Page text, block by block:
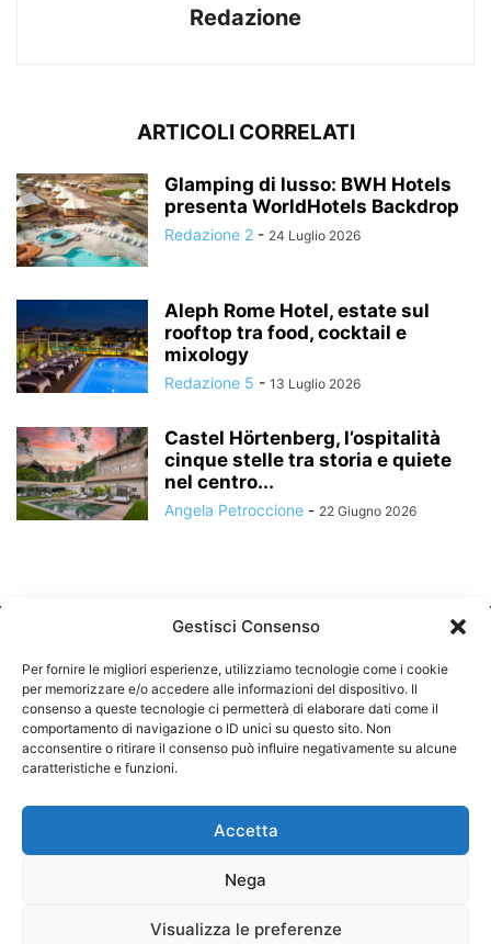
Redazione
ARTICOLI CORRELATI
Glamping di lusso: BWH Hotels
presenta WorldHotels Backdrop
Redazione 2 - 24 Luglio 2026
Aleph Rome Hotel, estate sul
rooftop tra food, cocktail e
mixology
Redazione 5 - 13 Luglio 2026
Castel Hörtenberg, l’ospitalità
cinque stelle tra storia e quiete
nel centro...
Angela Petroccione - 22 Giugno 2026
CHI SIAMO
SEGUICI
©
Gestisci Consenso
Per fornire le migliori esperienze, utilizziamo tecnologie come i cookie
per memorizzare e/o accedere alle informazioni del dispositivo. Il
consenso a queste tecnologie ci permetterà di elaborare dati come il
comportamento di navigazione o ID unici su questo sito. Non
acconsentire o ritirare il consenso può influire negativamente su alcune
caratteristiche e funzioni.
Accetta
Nega
Visualizza le preferenze